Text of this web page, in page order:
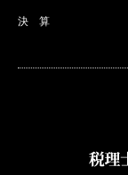
決 算